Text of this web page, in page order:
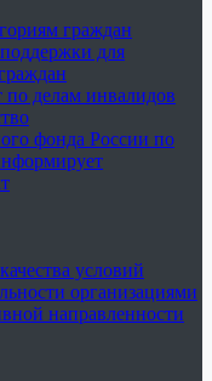
граждан
для
делам инвалидов
фонда России по
условий
организациями
направленности